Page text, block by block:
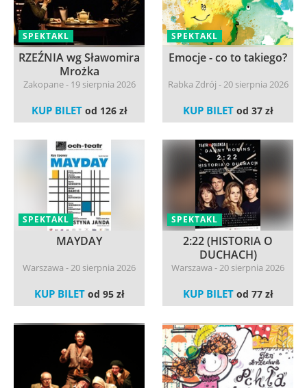
SPEKTAKL
RZEŹNIA wg Sławomira
Mrożka
Zakopane - 19 sierpnia 2026
KUP BILET od 126 zł
SPEKTAKL
Emocje - co to takiego?
Rabka Zdrój - 20 sierpnia 2026
KUP BILET od 37 zł
SPEKTAKL
MAYDAY
Warszawa - 20 sierpnia 2026
KUP BILET od 95 zł
SPEKTAKL
2:22 (HISTORIA O
DUCHACH)
Warszawa - 20 sierpnia 2026
KUP BILET od 77 zł